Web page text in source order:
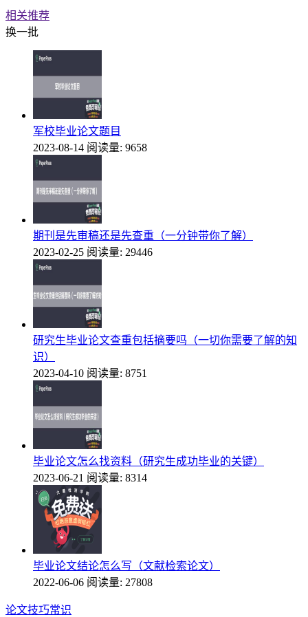
相关推荐
换一批
军校毕业论文题目
2023-08-14 阅读量: 9658
期刊是先审稿还是先查重（一分钟带你了解）
2023-02-25 阅读量: 29446
研究生毕业论文查重包括摘要吗（一切你需要了解的知
识）
2023-04-10 阅读量: 8751
毕业论文怎么找资料（研究生成功毕业的关键）
2023-06-21 阅读量: 8314
毕业论文结论怎么写（文献检索论文）
2022-06-06 阅读量: 27808
论文技巧常识